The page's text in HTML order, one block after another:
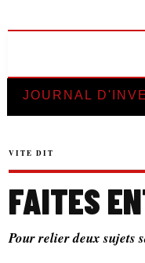
JOURNAL
VITE DIT
FAITES
Pour relier deux sujets